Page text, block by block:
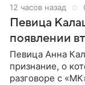
12 часов назад
Певица
появлении
Певица Анна
признание, о
разговоре с